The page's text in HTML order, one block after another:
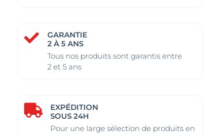

GARANTIE
2 À 5 ANS
Tous nos produits sont garantis entre
2 et 5 ans

EXPÉDITION
SOUS 24H
Pour une large sélection de produits en